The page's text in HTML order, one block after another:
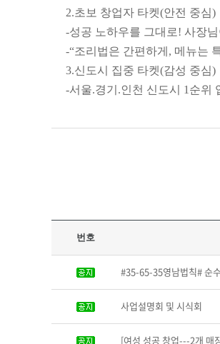
2.초보 창업자 타켓(안전 중심)
-성공 노하우를 그대로! 사장
-“조리법은 간편하게 , 메뉴는
3.신도시 집중 타켓(감성 중심)
-서울.경기 .인천 신도시 1 순위
번호
#35-65-35영남법칙# 순
사업설명회 및 시식회
[여성 성공 창업---2개 매